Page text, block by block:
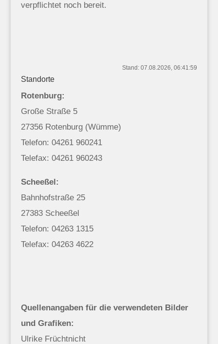
verpflichtet noch bereit.
Stand: 07.08.2026, 06:41:59
Standorte
Rotenburg:
Große Straße 5
27356 Rotenburg (Wümme)
Telefon: 04261 960241
Telefax: 04261 960243
Scheeßel:
Bahnhofstraße 25
27383 Scheeßel
Telefon: 04263 1315
Telefax: 04263 4622
Quellenangaben für die verwendeten Bilder
und Grafiken:
Ulrike Früchtnicht